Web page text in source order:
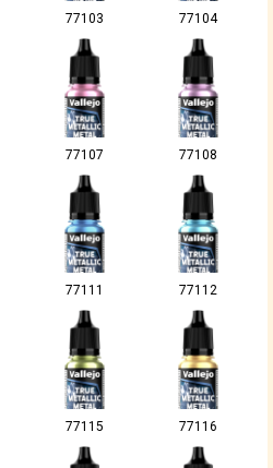
77103 77104
77107 77108
77111 77112
77115 77116